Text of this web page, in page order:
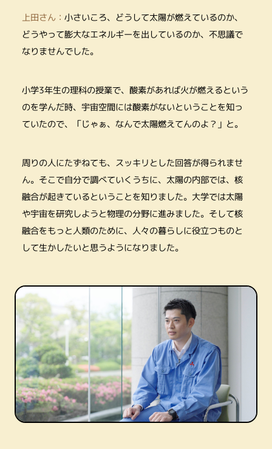
上田さん： 小さいころ、どうして太陽が燃えているのか、
どうやって膨大なエネルギーを出しているのか、不思議で
なりませんでした。
小学3年生の理科の授業で、 酸素があれば火が燃えるという
のを学んだ時、 宇宙空間には酸素がないということを知っ
ていたので、「じゃぁ、なんで太陽燃えてんのよ？」と。
周りの人にたずねても、スッキリとした回答が得られませ
ん。そこで自分で調べていくうちに、太陽の内部では、核
融合が起きているということを知りました。大学では太陽
や宇宙を研究しようと物理の分野に進みました。そして核
融合をもっと人類のために、人々の暮らしに役立つものと
して生かしたいと思うようになりました。